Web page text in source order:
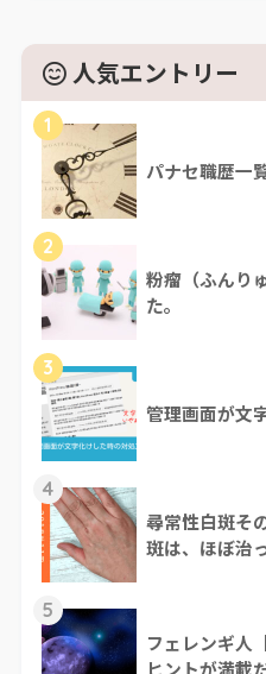
人気エントリー
1
パナセ職歴一
2
粉瘤（ふんり
た。
3
管理画面が文
4
尋常性白斑そ
斑は、ほぼ治
5
フェレンギ人
ヒントが満載